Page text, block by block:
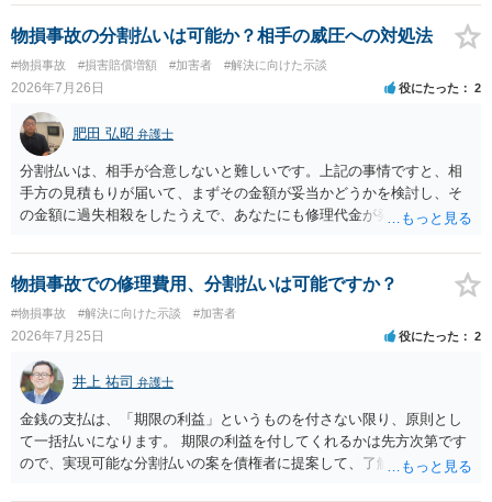
金の支払いにつき、分割払いに合意すれば、和解は可能です。 他方で
合意しなければ和解できないことになります。 今後の見通しを知る為
に、交渉の方向性につき、最寄りの法律事務所で相談だけでもされる
ことも検討ください。
物損事故の分割払いは可能か？相手の威圧への対処法
#物損事故 #損害賠償増額 #加害者 #解決に向けた示談
2026年7月26日 役にたった 2
肥田 弘昭 弁護士
分割払いは、相手が合意しないと難しいです。上記の事情ですと、相
手方の見積もりが届いて、まずその金額が妥当かどうかを検討し、そ
の金額に過失相殺をしたうえで、あなたにも修理代金が発生している
分割払いにしたいとの示談案を提案するのが良いかと思います。威圧
されるのであれば、斡旋、仲裁、民事調停を利用しては如何でしょう
物損事故での修理費用、分割払いは可能ですか？
#物損事故 #解決に向けた示談 #加害者
2026年7月25日 役にたった 2
井上 祐司 弁護士
金銭の支払は、「期限の利益」というものを付さない限り、原則とし
て一括払いになります。 期限の利益を付してくれるかは先方次第です
ので、実現可能な分割払いの案を債権者に提案して、了解してもらえ